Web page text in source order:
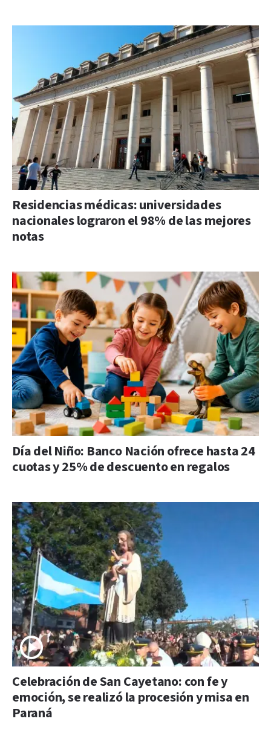
Residencias médicas: universidades
nacionales lograron el 98% de las mejores
notas
Día del Niño: Banco Nación ofrece hasta 24
cuotas y 25% de descuento en regalos
Celebración de San Cayetano: con fe y
emoción, se realizó la procesión y misa en
Paraná